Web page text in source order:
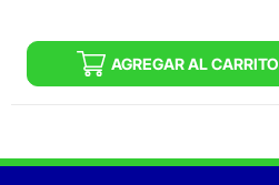
AGREGAR AL CARRITO